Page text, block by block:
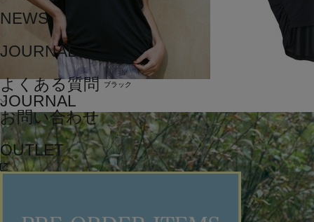
NEWS
JOURNAL
よくある質問
お問い合わせ
OUTLET
ブラック
JOURNAL